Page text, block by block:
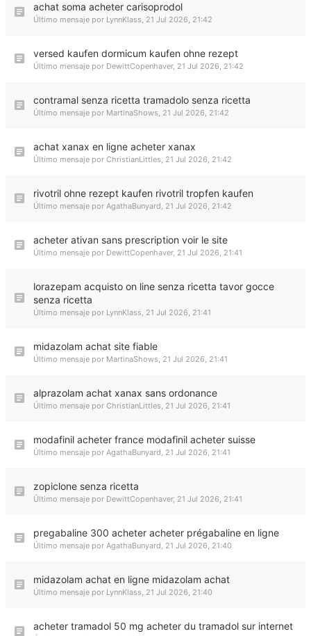
achat soma acheter carisoprodol
Último mensaje por LynnKlass, 21 Jul 2026, 21:42
versed kaufen dormicum kaufen ohne rezept
Último mensaje por DewittCopenhaver, 21 Jul 2026, 21:42
contramal senza ricetta tramadolo senza ricetta
Último mensaje por MartinaShows, 21 Jul 2026, 21:42
achat xanax en ligne acheter xanax
Último mensaje por ChristianLittles, 21 Jul 2026, 21:42
rivotril ohne rezept kaufen rivotril tropfen kaufen
Último mensaje por AgathaBunyard, 21 Jul 2026, 21:42
acheter ativan sans prescription voir le site
Último mensaje por DewittCopenhaver, 21 Jul 2026, 21:41
lorazepam acquisto on line senza ricetta tavor gocce
senza ricetta
Último mensaje por LynnKlass, 21 Jul 2026, 21:41
midazolam achat site fiable
Último mensaje por MartinaShows, 21 Jul 2026, 21:41
alprazolam achat xanax sans ordonance
Último mensaje por ChristianLittles, 21 Jul 2026, 21:41
modafinil acheter france modafinil acheter suisse
Último mensaje por AgathaBunyard, 21 Jul 2026, 21:41
zopiclone senza ricetta
Último mensaje por DewittCopenhaver, 21 Jul 2026, 21:41
pregabaline 300 acheter acheter prégabaline en ligne
Último mensaje por AgathaBunyard, 21 Jul 2026, 21:40
midazolam achat en ligne midazolam achat
Último mensaje por LynnKlass, 21 Jul 2026, 21:40
acheter tramadol 50 mg acheter du tramadol sur internet